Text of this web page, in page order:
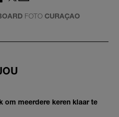
FOTO CURAÇAO
om meerdere keren klaar te